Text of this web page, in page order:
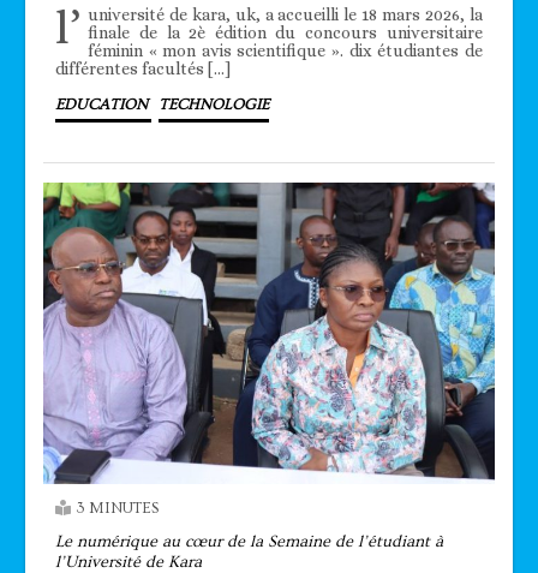
l’ université de kara, uk, a accueilli le 18 mars 2026, la
finale de la 2è édition du concours universitaire
féminin « mon avis scientifique ». dix étudiantes de
différentes facultés […]
EDUCATION TECHNOLOGIE
3 MINUTES
Le numérique au cœur de la Semaine de l’étudiant à
l’Université de Kara